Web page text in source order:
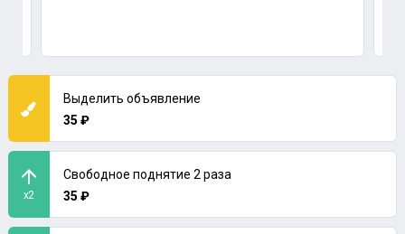
Выделить объявление
35 ₽
x2
Свободное поднятие 2 раза
35 ₽